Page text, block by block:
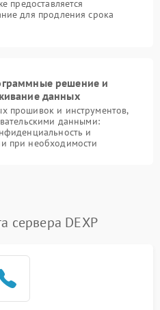
предоставляется
для продления срока
решение и
данных
прошивок и инструментов,
данными:
и
при необходимости
сервера DEXP